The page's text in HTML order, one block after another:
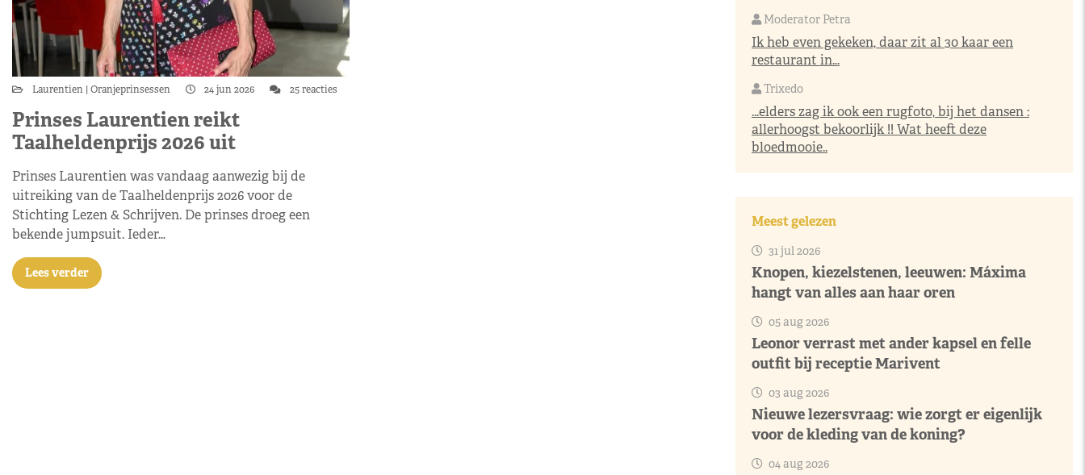
Laurentien Oranjeprinsessen 24 jun 2026 25 reacties
Prinses Laurentien reikt
Taalheldenprijs 2026 uit
Prinses Laurentien was vandaag aanwezig bij de
uitreiking van de Taalheldenprijs 2026 voor de
Stichting Lezen & Schrijven. De prinses droeg een
bekende jumpsuit. Ieder…
Lees verder
Moderator Petra
Ik heb even gekeken, daar zit al 30 kaar een
restaurant in...
Trixedo
...elders zag ik ook een rugfoto, bij het dansen :
allerhoogst bekoorlijk !! Wat heeft deze
bloedmooie..
Meest gelezen
31 jul 2026
Knopen, kiezelstenen, leeuwen: Máxima
hangt van alles aan haar oren
05 aug 2026
Leonor verrast met ander kapsel en felle
outfit bij receptie Marivent
03 aug 2026
Nieuwe lezersvraag: wie zorgt er eigenlijk
voor de kleding van de koning?
04 aug 2026